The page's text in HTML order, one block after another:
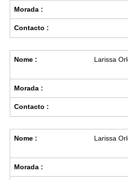
Morada :
Contacto :
Nome :
Larissa
Morada :
Contacto :
Nome :
Larissa
Morada :